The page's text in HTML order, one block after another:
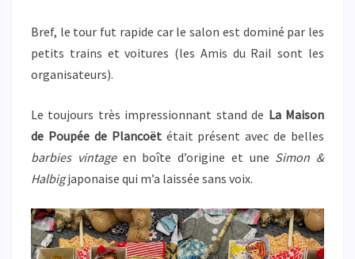
Bref, le tour fut rapide car le salon est dominé par les
petits trains et voitures (les Amis du Rail sont les
organisateurs).
Le toujours très impressionnant stand de La Maison
de Poupée de Plancoëtétait présent avec de belles
barbies vintageen boîte d’origine et une Simon &
Halbigjaponaise qui m’a laissée sans voix.